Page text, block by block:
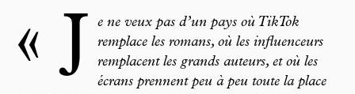
« J
e ne veux pas d’un pays où TikTok
remplace les romans, où les influenceurs
remplacent les grands auteurs, et où les
écrans prennent peu à peu toute la place